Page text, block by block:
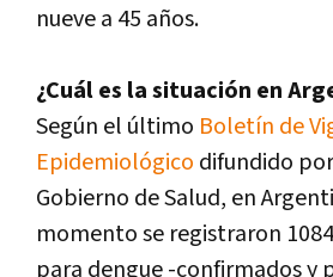
nueve a 45 años.
¿Cuál es la situación en
Según el último Boletín de
Epidemiológico difundido
Gobierno de Salud, en
momento se registraron
para dengue -confirmados y